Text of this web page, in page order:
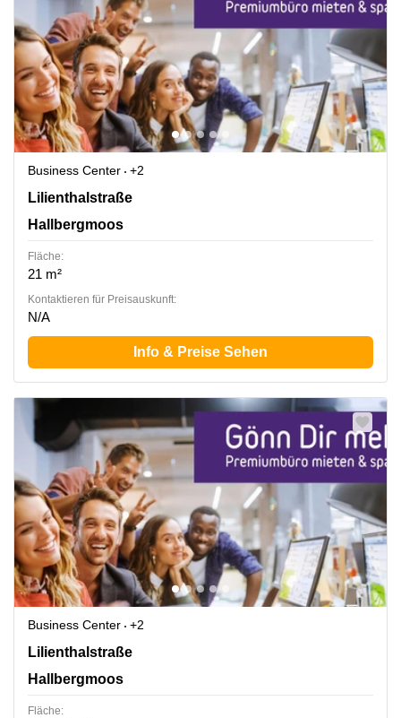
Business Center
+2
Lilienthalstraße 27, Hallbergmoos
Lilienthalstraße
Hallbergmoos
Fläche:
21 m²
Kontaktieren für Preisauskunft:
N/A
Info & Preise Sehen
Business Center
+2
Lilienthalstraße 27, Hallbergmoos
Lilienthalstraße
Hallbergmoos
Fläche: